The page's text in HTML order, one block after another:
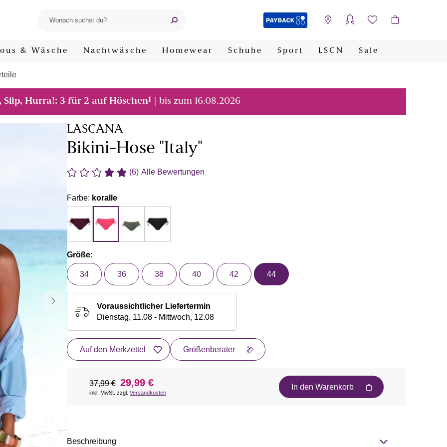
& Wäsche Nachtwäsche Homewear Schuhe Sport LSCN Sale
Slip, Hurra!: 3 für 2 auf Höschen1 | bis zum 16.08.2026
LASCANA
Bikini-Hose "Italy"
(6) Alle Bewertungen
Farbe: koralle
Größe:
34 36 38 40 42 44
Voraussichtlicher Liefertermin
Dienstag, 11.08 - Mittwoch, 12.08
Auf den Merkzettel Größenberater
37,99 € 29,99 €
inkl. MwSt. zzgl. Versandkosten
In den Warenkorb
Beschreibung